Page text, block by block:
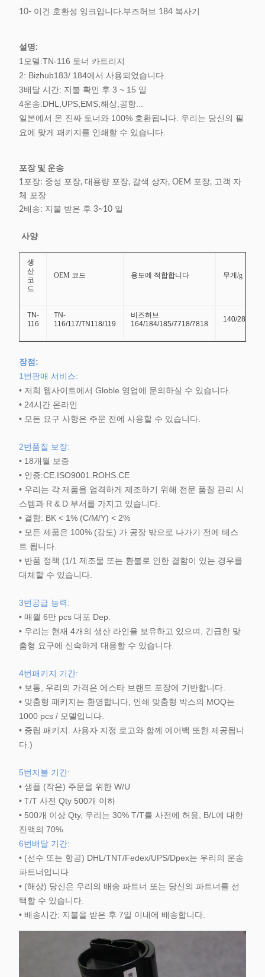
10- 이건 호환성 잉크입니다.부즈허브 184 복사기
설명:
1모델:TN-116 토너 카트리지
2: Bizhub183/ 184에서 사용되었습니다.
3배달 시간: 지불 확인 후 3 ~ 15 일
4운송:DHL,UPS,EMS,해상,공항...
일본에서 온 진짜 토너와 100% 호환됩니다. 우리는 당신의 필
요에 맞게 패키지를 인쇄할 수 있습니다.
포장 및 운송
1포장: 중성 포장, 대용량 포장, 갈색 상자, OEM 포장, 고객 자
체 포장
2배송: 지불 받은 후 3~10 일
사양
생
산
코
드
OEM 코드 용도에 적합합니다 무게/g
TN-
116
TN-
116/117/TN118/119
비즈허브
164/184/185/7718/7818
140/281
장점:
1번판매 서비스:
• 저희 웹사이트에서 Globle 영업에 문의하실 수 있습니다.
• 24시간 온라인
• 모든 요구 사항은 주문 전에 사용할 수 있습니다.
2번품질 보장:
• 18개월 보증
• 인증:CE.ISO9001.ROHS.CE
• 우리는 각 제품을 엄격하게 제조하기 위해 전문 품질 관리 시
스템과 R & D 부서를 가지고 있습니다.
• 결함: BK < 1% (C/M/Y) < 2%
• 모든 제품은 100% (강도) 가 공장 밖으로 나가기 전에 테스
트 됩니다.
• 반품 정책 (1/1 제조물 또는 환불로 인한 결함이 있는 경우를
대체할 수 있습니다.
3번공급 능력:
• 매월 6만 pcs 대포 Dep.
• 우리는 현재 4개의 생산 라인을 보유하고 있으며, 긴급한 맞
춤형 요구에 신속하게 대응할 수 있습니다.
4번패키지 기간:
• 보통, 우리의 가격은 에스타 브랜드 포장에 기반합니다.
• 맞춤형 패키지는 환영합니다, 인쇄 맞춤형 박스의 MOQ는
1000 pcs / 모델입니다.
• 중립 패키지. 사용자 지정 로고와 함께 에어백 또한 제공됩니
다.)
5번지불 기간:
• 샘플 (작은) 주문을 위한 W/U
• T/T 사전 Qty 500개 이하
• 500개 이상 Qty, 우리는 30% T/T를 사전에 허용, B/L에 대한
잔액의 70%.
6번배달 기간:
• (선수 또는 항공) DHL/TNT/Fedex/UPS/Dpex는 우리의 운송
파트너입니다
• (해상) 당신은 우리의 배송 파트너 또는 당신의 파트너를 선
택할 수 있습니다.
• 배송시간: 지불을 받은 후 7일 이내에 배송합니다.